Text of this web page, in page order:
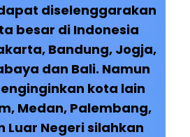
diselenggarakan
besar di Indonesia
Bandung, Jogja,
dan Bali. Namun
kota lain
Medan, Palembang,
Luar Negeri silahkan